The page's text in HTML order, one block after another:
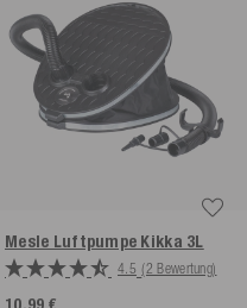
Mesle Luftpumpe Kikka 3L
4.5 (2 Bewertung)